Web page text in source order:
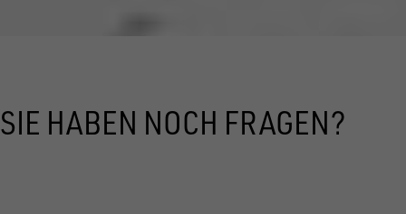
SIE HABEN NOCH FRAGEN?